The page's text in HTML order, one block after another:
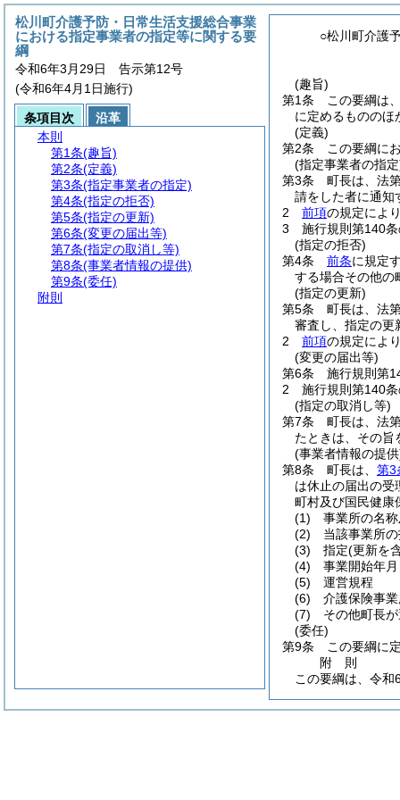
○松川町介護
(趣旨)
第1条
この要綱は
に定めるもののほ
(定義)
第2条
この要綱に
(指定事業者の指
第3条
町長は、法
請をした者に通知
2
前項の規定によ
3
施行規則第140
(指定の拒否)
第4条
前条に規定
する場合その他の
(指定の更新)
第5条
町長は、法
審査し、指定の更
2
前項の規定によ
(変更の届出等)
第6条
施行規則第
2
施行規則第140
(指定の取消し等)
第7条
町長は、法
たときは、その旨
(事業者情報の提
第8条
町長は、 第3
は休止の届出の受
町村及び国民健康
(1)
事業所の名
(2)
当該事業所
(3)
指定(更新を
(4)
事業開始年
(5)
運営規程
(6)
介護保険事
(7)
その他町長
(委任)
第9条
この要綱に
附 則
この要綱は、令和
松川町介護予防・日常生活支援総合事業
における指定事業者の指定等に関する要
綱
令和6年3月29日 告示第12号
(令和6年4月1日施行)
条項目次
沿革
本則
第1条(趣旨)
第2条(定義)
第3条(指定事業者の指定)
第4条(指定の拒否)
第5条(指定の更新)
第6条(変更の届出等)
第7条(指定の取消し等)
第8条(事業者情報の提供)
第9条(委任)
附則